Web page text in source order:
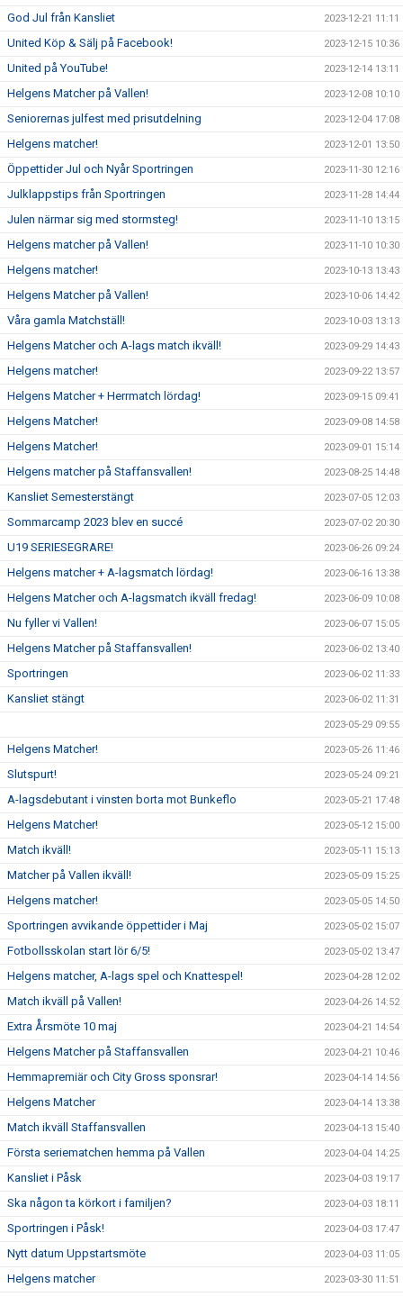
God Jul från Kansliet 2023-12-21 11:11
United Köp & Sälj på Facebook! 2023-12-15 10:36
United på YouTube! 2023-12-14 13:11
Helgens Matcher på Vallen! 2023-12-08 10:10
Seniorernas julfest med prisutdelning 2023-12-04 17:08
Helgens matcher! 2023-12-01 13:50
Öppettider Jul och Nyår Sportringen 2023-11-30 12:16
Julklappstips från Sportringen 2023-11-28 14:44
Julen närmar sig med stormsteg! 2023-11-10 13:15
Helgens matcher på Vallen! 2023-11-10 10:30
Helgens matcher! 2023-10-13 13:43
Helgens Matcher på Vallen! 2023-10-06 14:42
Våra gamla Matchställ! 2023-10-03 13:13
Helgens Matcher och A-lags match ikväll! 2023-09-29 14:43
Helgens matcher! 2023-09-22 13:57
Helgens Matcher + Herrmatch lördag! 2023-09-15 09:41
Helgens Matcher! 2023-09-08 14:58
Helgens Matcher! 2023-09-01 15:14
Helgens matcher på Staffansvallen! 2023-08-25 14:48
Kansliet Semesterstängt 2023-07-05 12:03
Sommarcamp 2023 blev en succé 2023-07-02 20:30
U19 SERIESEGRARE! 2023-06-26 09:24
Helgens matcher + A-lagsmatch lördag! 2023-06-16 13:38
Helgens Matcher och A-lagsmatch ikväll fredag! 2023-06-09 10:08
Nu fyller vi Vallen! 2023-06-07 15:05
Helgens Matcher på Staffansvallen! 2023-06-02 13:40
Sportringen 2023-06-02 11:33
Kansliet stängt 2023-06-02 11:31
2023-05-29 09:55
Helgens Matcher! 2023-05-26 11:46
Slutspurt! 2023-05-24 09:21
A-lagsdebutant i vinsten borta mot Bunkeflo 2023-05-21 17:48
Helgens Matcher! 2023-05-12 15:00
Match ikväll! 2023-05-11 15:13
Matcher på Vallen ikväll! 2023-05-09 15:25
Helgens matcher! 2023-05-05 14:50
Sportringen avvikande öppettider i Maj 2023-05-02 15:07
Fotbollsskolan start lör 6/5! 2023-05-02 13:47
Helgens matcher, A-lags spel och Knattespel! 2023-04-28 12:02
Match ikväll på Vallen! 2023-04-26 14:52
Extra Årsmöte 10 maj 2023-04-21 14:54
Helgens Matcher på Staffansvallen 2023-04-21 10:46
Hemmapremiär och City Gross sponsrar! 2023-04-14 14:56
Helgens Matcher 2023-04-14 13:38
Match ikväll Staffansvallen 2023-04-13 15:40
Första seriematchen hemma på Vallen 2023-04-04 14:25
Kansliet i Påsk 2023-04-03 19:17
Ska någon ta körkort i familjen? 2023-04-03 18:11
Sportringen i Påsk! 2023-04-03 17:47
Nytt datum Uppstartsmöte 2023-04-03 11:05
Helgens matcher 2023-03-30 11:51